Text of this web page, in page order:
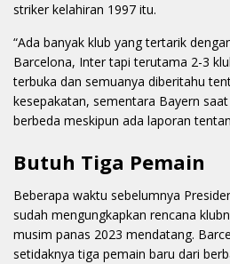
striker kelahiran 1997 itu.
“Ada banyak klub yang tertarik
Barcelona, ​​Inter tapi terutama 2-3
terbuka dan semuanya diberitahu
kesepakatan, sementara Bayern
berbeda meskipun ada laporan
Butuh Tiga Pemain
Beberapa waktu sebelumnya
sudah mengungkapkan rencana
musim panas 2023 mendatang.
setidaknya tiga pemain baru dari